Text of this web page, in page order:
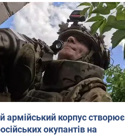
армійський корпус створює
окупантів на